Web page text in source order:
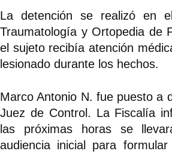
La detención se realizó en
Traumatología y Ortopedia de
el sujeto recibía atención
lesionado durante los hechos.
Marco Antonio N. fue puesto a
Juez de Control. La Fiscalía
las próximas horas se
audiencia inicial para